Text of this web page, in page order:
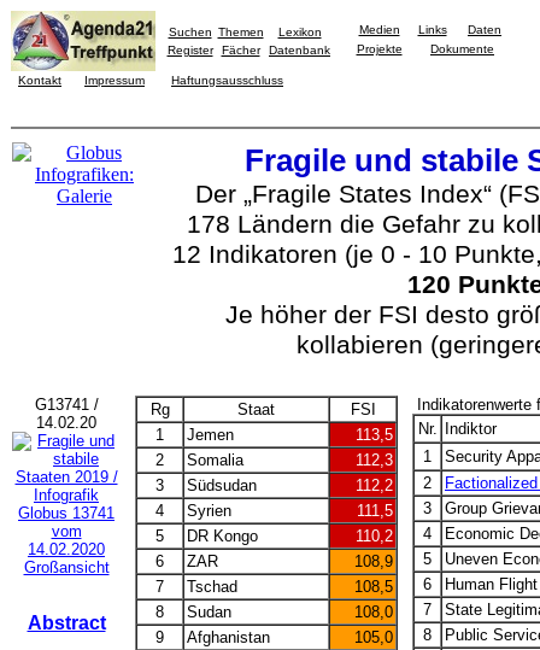
Suchen Themen
Lexikon
Register
Fächer Datenbank
Medien Links
Daten
Projekte
Dokumente
Kontakt Impressum Haftungsausschluss
Fragile und stabile
Der „Fragile States Index“
178 Ländern die Gefahr zu
12 Indikatoren (je 0 - 10
120
Je höher der FSI desto
kollabieren
G13741 /
14.02.20
Großansicht
Abstract
Rg Staat
FSI
1
Jemen
113,5
2
Somalia
112,3
3
Südsudan
112,2
4
Syrien
111,5
5
DR Kongo
110,2
6
ZAR
108,9
7
Tschad
108,5
8
Sudan
108,0
9
Afghanistan
105,0
Indikatorenwerte
Nr.
Indiktor
1
Security
2
3
Group
4
Economic
5
Uneven
6
Human
7
State
8
Public